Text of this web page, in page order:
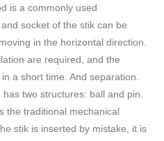
is a commonly used
socket of the stik can be
in the horizontal direction.
are required, and the
a short time. And separation.
two structures: ball and pin.
the traditional mechanical
stik is inserted by mistake, it is